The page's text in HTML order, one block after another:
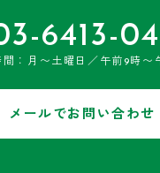
6413-
間：月〜土曜日／午前9時〜
メールでお問い合わせ